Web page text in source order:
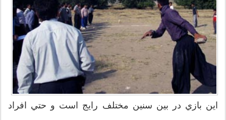
اين بازي در بين سنين مختلف رايج است و حتي افراد